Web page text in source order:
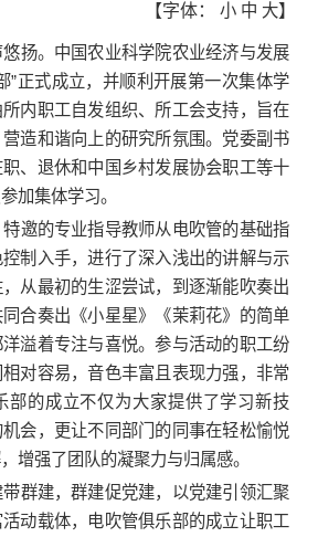
【字体： 小 中 大】
扬。中国农业科学院农业经济与发展
”正式成立，并顺利开展第一次集体学
内职工自发组织、所工会支持，旨在
造和谐向上的研究所氛围。党委副书
、退休和中国乡村发展协会职工等十
加集体学习。
邀的专业指导教师从电吹管的基础指
制入手，进行了深入浅出的讲解与示
从最初的生涩尝试，到逐渐能吹奏出
合奏出《小星星》《茉莉花》的简单
溢着专注与喜悦。参与活动的职工纷
对容易，音色丰富且表现力强，非常
部的成立不仅为大家提供了学习新技
会，更让不同部门的同事在轻松愉悦
增强了团队的凝聚力与归属感。
群建，群建促党建，以党建引领汇聚
动载体，电吹管俱乐部的成立让职工